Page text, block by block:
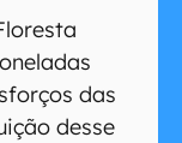
das
desse